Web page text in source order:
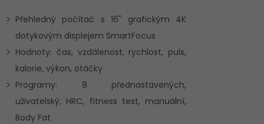
Přehledný počítač s 16" grafickým 4K
dotykovým displejem SmartFocus
Hodnoty: čas, vzdálenost, rychlost, puls,
kalorie, výkon, otáčky
Programy: 8 přednastavených,
uživatelský, HRC, fitness test, manuální,
Body Fat